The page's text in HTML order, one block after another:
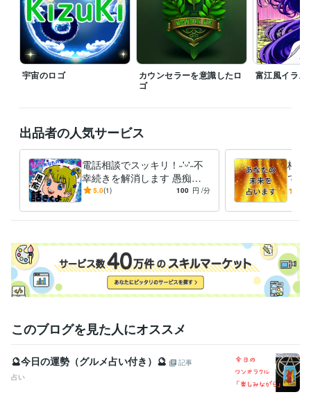
ご希望の方はDMよりメッセージを下さい
学校の書写の勉強の書道 クラウドワークスのタスク作業の簡単な文
章
小学校からの日記 広島商工会議所のタイピング
ジャンルから学んだ数々のノウハウ
強 雑記ブログ 占い鑑定のメッセージ
資格・検定
自転車免許 取得年 : 1998年
イラストレーター
食品配達 取得年 : 2022年
Ymca 取得年 : 2010年
seed美術研究所 取得年 : 2012年
エガコ 取得年 : 2020年
広島美術研究所 取得年 : 2012年
オラクルカード 取得年 : 2023年
電話占い 取得年 : 2023年
得意分野
占い
宇宙のロゴ
カウンセラーを意識したロ
ゴ
富江風イラス
出品者の人気サービス
電話相談でスッキリ！˶'ᵕ'˶不
幸続きを解消します 愚痴や
仕事の悩みが聞ける❗悔し
い。
5.0(1) 100 円 /分
格安
で未
典付
る。
このブログを見た人にオススメ
🔮今日の運勢（グルメ占い付き）🔮
記事
占い